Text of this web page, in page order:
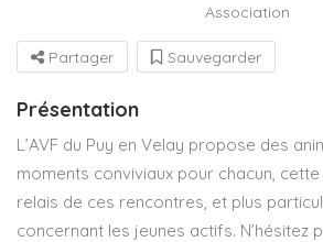
Association
Partager Sauvegarder
Présentation
L’AVF du Puy en Velay propose des
moments conviviaux pour chacun,
relais de ces rencontres, et plus
concernant les jeunes actifs. N’hésitez